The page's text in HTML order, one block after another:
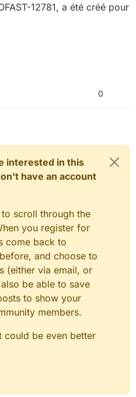
12781, a été créé pour
0
interested in this
have an account
scroll through the
you register for
come back to
and choose to
(either via email, or
be able to save
to show your
members.
could be even better